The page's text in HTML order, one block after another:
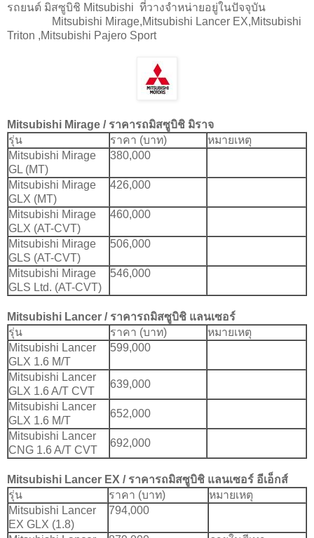
รถยนต์ มิสซูบิชิ Mitsubishi ที่วางจำหน่ายอยู่ในปัจจุบัน
Mitsubishi Mirage,Mitsubishi Lancer EX,Mitsubishi
Triton ,Mitsubishi Pajero Sport
Mitsubishi Mirage / ราคารถมิสซูบิชิ มิราจ
รุ่น
ราคา (บาท)
หมายเหตุ
Mitsubishi Mirage
GL (MT)
380,000
Mitsubishi Mirage
GLX (MT)
426,000
Mitsubishi Mirage
GLX (AT-CVT)
460,000
Mitsubishi Mirage
GLS (AT-CVT)
506,000
Mitsubishi Mirage
GLS Ltd. (AT-CVT)
546,000
Mitsubishi Lancer / ราคารถมิสซูบิชิ แลนเซอร์
รุ่น
ราคา (บาท)
หมายเหตุ
Mitsubishi Lancer
GLX 1.6 M/T
599,000
Mitsubishi Lancer
GLX 1.6 A/T CVT
639,000
Mitsubishi Lancer
GLX 1.6 M/T
652,000
Mitsubishi Lancer
CNG 1.6 A/T CVT
692,000
Mitsubishi Lancer EX / ราคารถมิสซูบิชิ แลนเซอร์ อีเอ็กส์
รุ่น
ราคา (บาท)
หมายเหตุ
Mitsubishi Lancer
EX GLX (1.8)
794,000